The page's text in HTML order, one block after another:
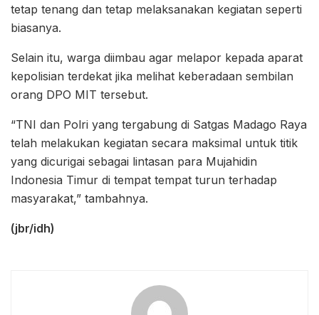
tetap tenang dan tetap melaksanakan kegiatan seperti
biasanya.
Selain itu, warga diimbau agar melapor kepada aparat
kepolisian terdekat jika melihat keberadaan sembilan
orang DPO MIT tersebut.
“TNI dan Polri yang tergabung di Satgas Madago Raya
telah melakukan kegiatan secara maksimal untuk titik
yang dicurigai sebagai lintasan para Mujahidin
Indonesia Timur di tempat tempat turun terhadap
masyarakat,” tambahnya.
(jbr/idh)